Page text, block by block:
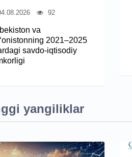
92
va
2021–2025
savdo-iqtisodiy
yangiliklar